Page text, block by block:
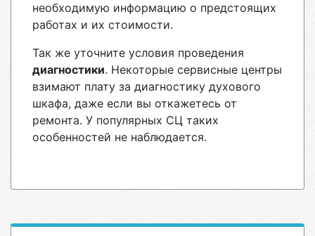
необходимую информацию о предстоящих
работах и их стоимости.
Так же уточните условия проведения
диагностики. Некоторые сервисные центры
взимают плату за диагностику духового
шкафа, даже если вы откажетесь от
ремонта. У популярных СЦ таких
особенностей не наблюдается.